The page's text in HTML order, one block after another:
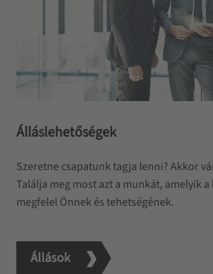
Álláslehetőségek
Szeretne csapatunk tagja lenni? Akkor
Találja meg most azt a munkát, amelyik
megfelel Önnek és tehetségének.
Állások